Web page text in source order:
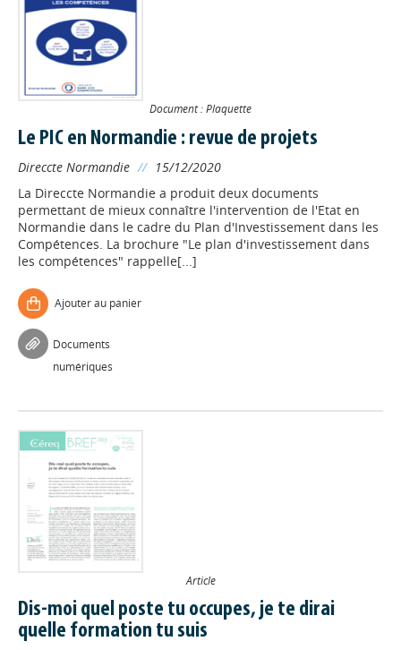
Document : Plaquette
Le PIC en Normandie : revue de projets
Direccte Normandie // 15/12/2020
La Direccte Normandie a produit deux documents
permettant de mieux connaître l'intervention de l'Etat en
Normandie dans le cadre du Plan d'Investissement dans les
Compétences. La brochure "Le plan d'investissement dans
les compétences" rappelle[...]
Ajouter au panier
Documents
numériques
Article
Dis-moi quel poste tu occupes, je te dirai
quelle formation tu suis